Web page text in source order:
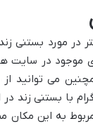
در مورد بستنی
موجود در سایت
می توانید
با بستنی زند در
مربوط به این